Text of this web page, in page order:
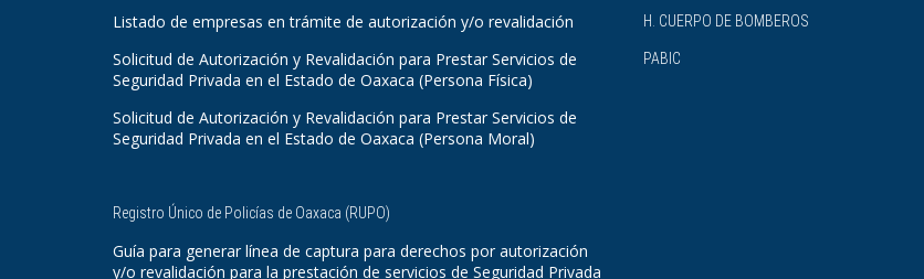
Listado de empresas en trámite de autorización y/o revalidación
Solicitud de Autorización y Revalidación para Prestar Servicios de
Seguridad Privada en el Estado de Oaxaca (Persona Física)
Solicitud de Autorización y Revalidación para Prestar Servicios de
Seguridad Privada en el Estado de Oaxaca (Persona Moral)
Registro Único de Policías de Oaxaca (RUPO)
Guía para generar línea de captura para derechos por autorización
y/o revalidación para la prestación de servicios de Seguridad Privada
H. CUERPO DE BOMBEROS
PABIC